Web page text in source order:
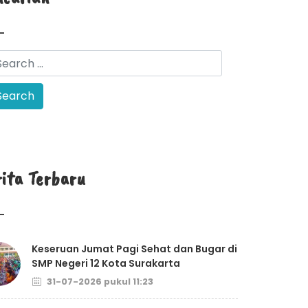
Terbaru
Keseruan Jumat Pagi Sehat dan Bugar di
SMP Negeri 12 Kota Surakarta
31-07-2026 pukul 11:23